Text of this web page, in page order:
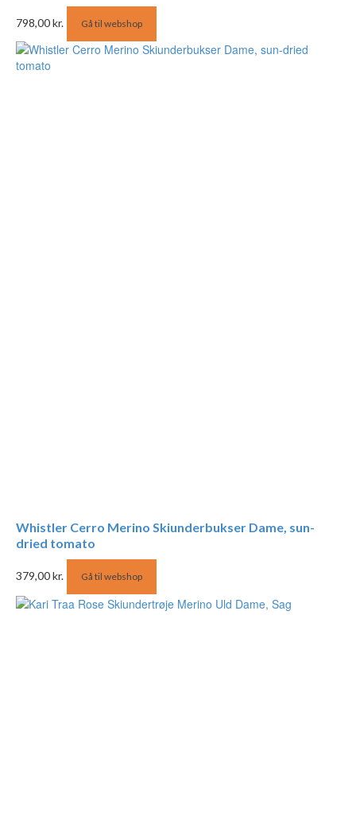
798,00kr. Gå til webshop
Whistler Cerro Merino Skiunderbukser Dame, sun-
dried tomato
379,00kr. Gå til webshop